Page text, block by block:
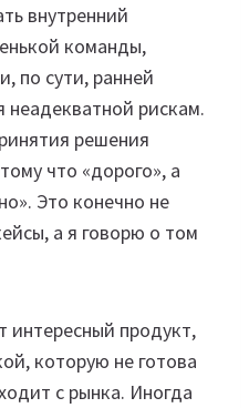
внутренний
команды,
по сути, ранней
рискам.
решения
что «дорого», а
Это конечно не
а я говорю о том
интересный продукт,
которую не готова
с рынка. Иногда